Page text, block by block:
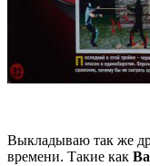
Выкладываю так же
времени. Такие как